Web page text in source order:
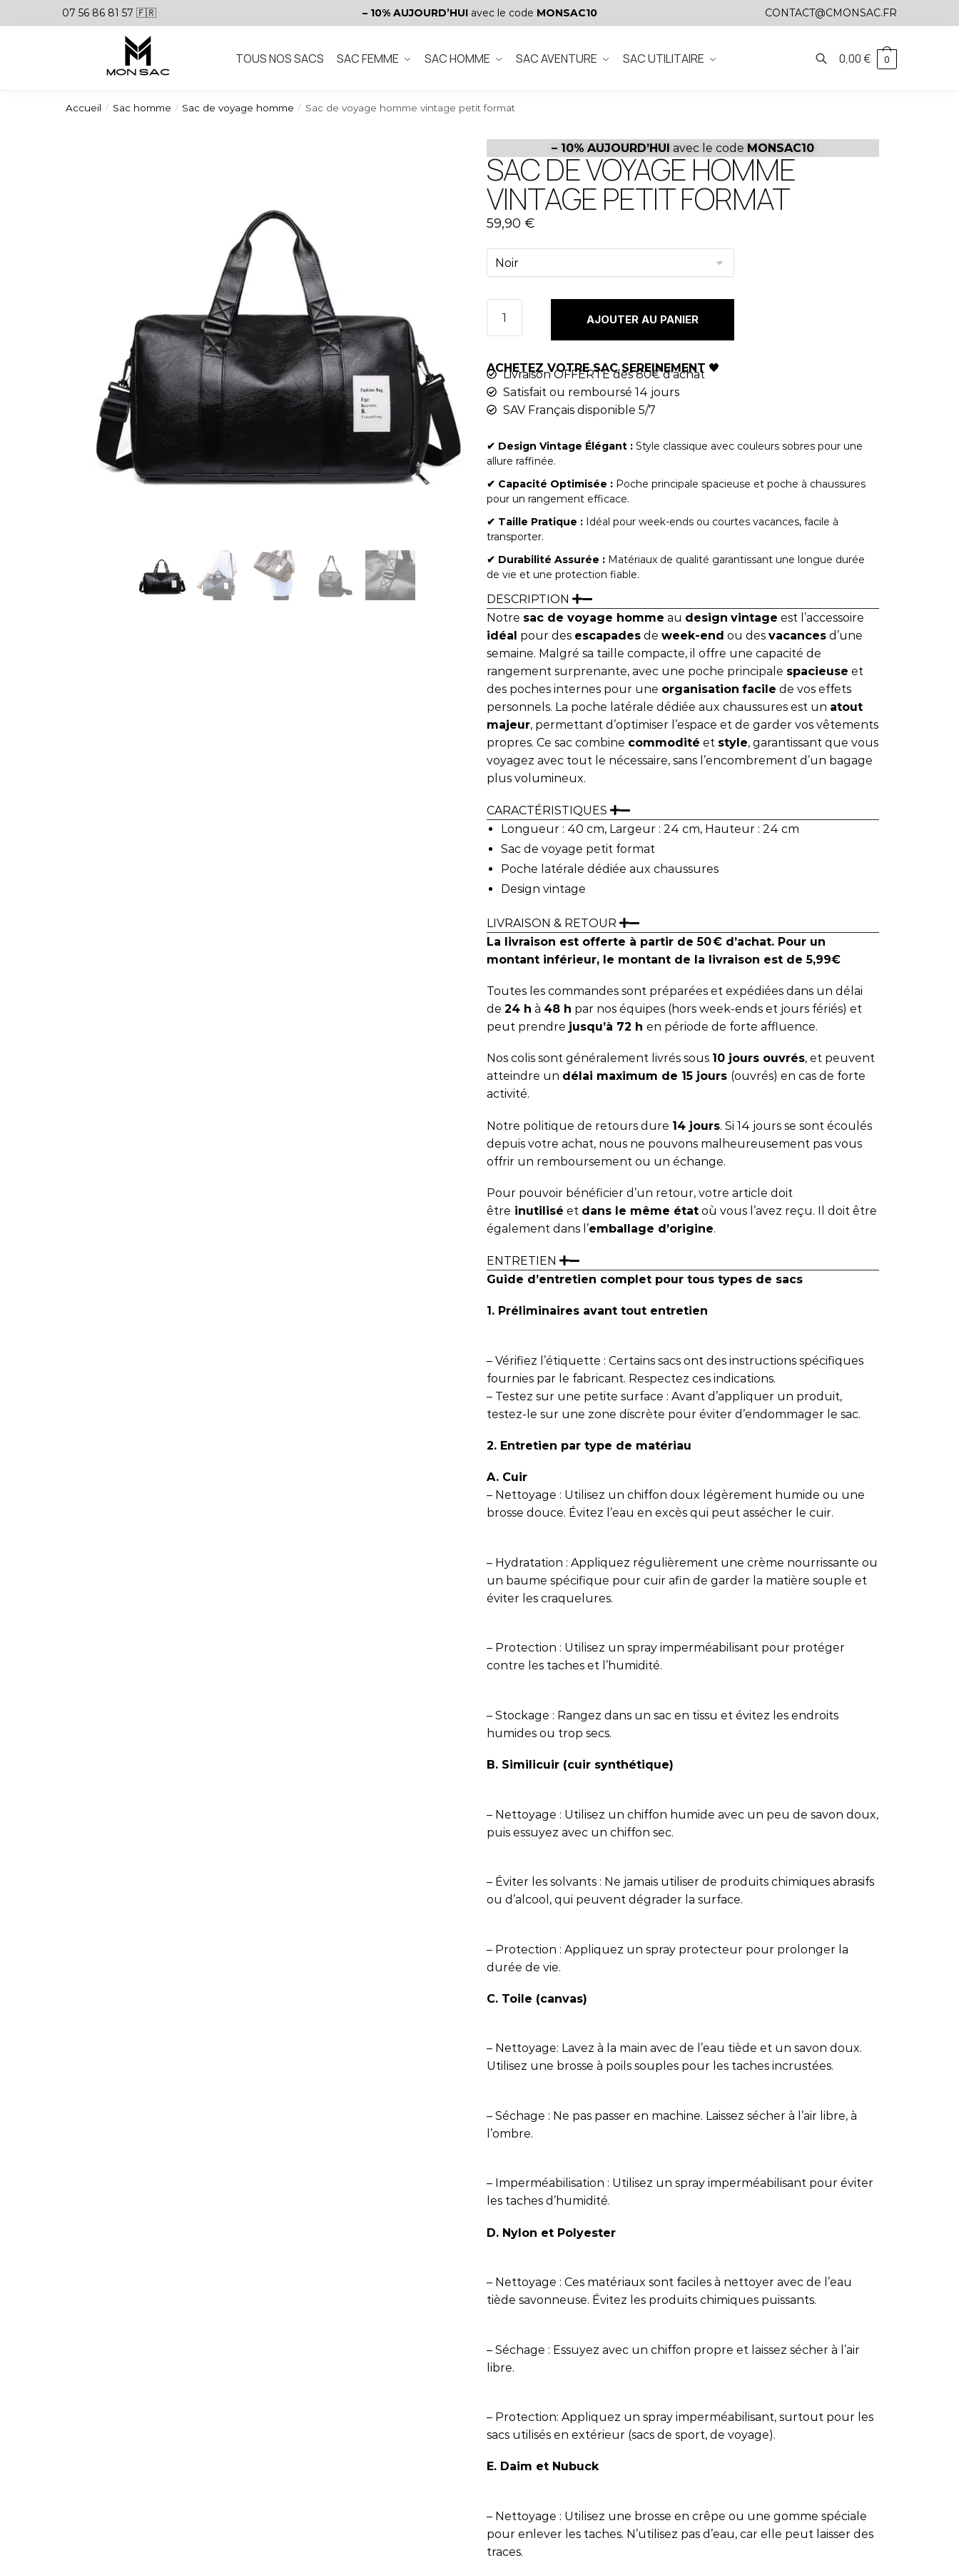
07 56 86 81 57 🇫🇷 – 10% AUJOURD’HUIavec le code MONSAC10 CONTACT@CMONSAC.FR
TOUS NOS SACS SAC FEMME SAC HOMME SAC AVENTURE SAC UTILITAIRE 0,00 € 0
Accueil / Sac homme / Sac de voyage homme / Sac de voyage homme vintage petit format
– 10% AUJOURD’HUI avec le code MONSAC10
SAC DE VOYAGE HOMME
VINTAGE PETIT FORMAT
59,90 €
AJOUTER AU PANIER
ACHETEZ VOTRE SAC SEREINEMENT 🖤
Livraison OFFERTE dès 80€ d'achat
Satisfait ou remboursé 14 jours
SAV Français disponible 5/7
✔︎ Design Vintage Élégant : Style classique avec couleurs sobres pour une
allure raffinée.
✔︎ Capacité Optimisée : Poche principale spacieuse et poche à chaussures
pour un rangement efficace.
✔︎ Taille Pratique : Idéal pour week-ends ou courtes vacances, facile à
transporter.
✔︎ Durabilité Assurée : Matériaux de qualité garantissant une longue durée
de vie et une protection fiable.
DESCRIPTION
Notre sac de voyage homme au design vintage est l’accessoire
idéal pour des escapades de week-end ou des vacances d’une
semaine. Malgré sa taille compacte, il offre une capacité de
rangement surprenante, avec une poche principale spacieuse et
des poches internes pour une organisation facile de vos effets
personnels. La poche latérale dédiée aux chaussures est un atout
majeur, permettant d’optimiser l’espace et de garder vos vêtements
propres. Ce sac combine commodité et style, garantissant que vous
voyagez avec tout le nécessaire, sans l’encombrement d’un bagage
plus volumineux.
CARACTÉRISTIQUES
Longueur : 40 cm, Largeur : 24 cm, Hauteur : 24 cm
Sac de voyage petit format
Poche latérale dédiée aux chaussures
Design vintage
LIVRAISON & RETOUR
La livraison est offerte à partir de 50 € d’achat. Pour un
montant inférieur, le montant de la livraison est de 5,99€
Toutes les commandes sont préparées et expédiées dans un délai
de 24 h à 48 h par nos équipes (hors week-ends et jours fériés) et
peut prendre jusqu’à 72 h en période de forte affluence.
Nos colis sont généralement livrés sous 10 jours ouvrés, et peuvent
atteindre un délai maximum de 15 jours (ouvrés) en cas de forte
activité.
Notre politique de retours dure 14 jours. Si 14 jours se sont écoulés
depuis votre achat, nous ne pouvons malheureusement pas vous
offrir un remboursement ou un échange.
Pour pouvoir bénéficier d’un retour, votre article doit
être inutilisé et dans le même état où vous l’avez reçu. Il doit être
également dans l’emballage d’origine.
ENTRETIEN
Guide d’entretien complet pour tous types de sacs
1. Préliminaires avant tout entretien
– Vérifiez l’étiquette : Certains sacs ont des instructions spécifiques
fournies par le fabricant. Respectez ces indications.
– Testez sur une petite surface : Avant d’appliquer un produit,
testez-le sur une zone discrète pour éviter d’endommager le sac.
2. Entretien par type de matériau
A. Cuir
– Nettoyage : Utilisez un chiffon doux légèrement humide ou une
brosse douce. Évitez l’eau en excès qui peut assécher le cuir.
– Hydratation : Appliquez régulièrement une crème nourrissante ou
un baume spécifique pour cuir afin de garder la matière souple et
éviter les craquelures.
– Protection : Utilisez un spray imperméabilisant pour protéger
contre les taches et l’humidité.
– Stockage : Rangez dans un sac en tissu et évitez les endroits
humides ou trop secs.
B. Similicuir (cuir synthétique)
– Nettoyage : Utilisez un chiffon humide avec un peu de savon doux,
puis essuyez avec un chiffon sec.
– Éviter les solvants : Ne jamais utiliser de produits chimiques abrasifs
ou d’alcool, qui peuvent dégrader la surface.
– Protection : Appliquez un spray protecteur pour prolonger la
durée de vie.
C. Toile (canvas)
– Nettoyage: Lavez à la main avec de l’eau tiède et un savon doux.
Utilisez une brosse à poils souples pour les taches incrustées.
– Séchage : Ne pas passer en machine. Laissez sécher à l’air libre, à
l’ombre.
– Imperméabilisation : Utilisez un spray imperméabilisant pour éviter
les taches d’humidité.
D. Nylon et Polyester
– Nettoyage : Ces matériaux sont faciles à nettoyer avec de l’eau
tiède savonneuse. Évitez les produits chimiques puissants.
– Séchage : Essuyez avec un chiffon propre et laissez sécher à l’air
libre.
– Protection: Appliquez un spray imperméabilisant, surtout pour les
sacs utilisés en extérieur (sacs de sport, de voyage).
E. Daim et Nubuck
– Nettoyage : Utilisez une brosse en crêpe ou une gomme spéciale
pour enlever les taches. N’utilisez pas d’eau, car elle peut laisser des
traces.